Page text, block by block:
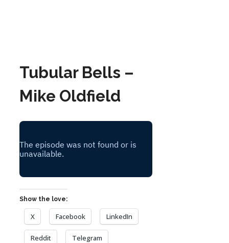
Tubular Bells –
Mike Oldfield
Show the love:
X Facebook LinkedIn
Reddit Telegram